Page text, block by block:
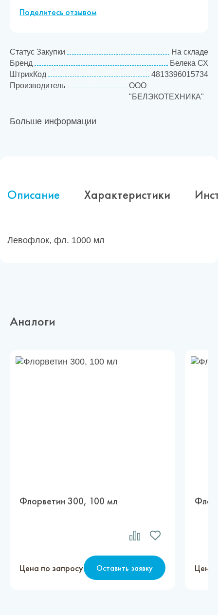
Поделитесь отзывом
Статус Закупки
На складе
Бренд
Белека СХ
ШтрихКод
4813396015734
Производитель
ООО
"БЕЛЭКОТЕХНИКА"
Больше информации
Описание Характеристики
Левофлок, фл. 1000 мл
Аналоги
Флорветин 300, 100 мл
Цена по запросу Оставить заявку Цена